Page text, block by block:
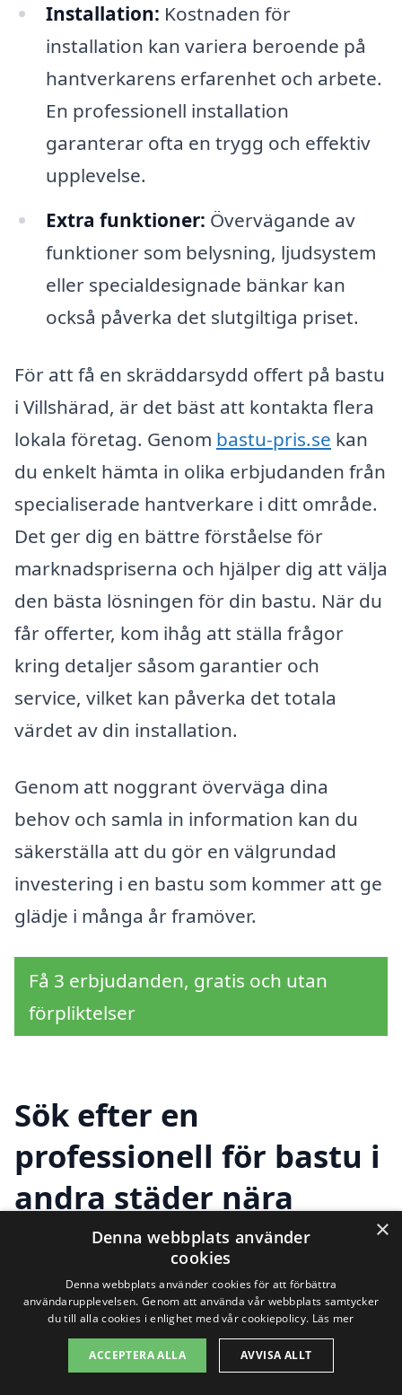
Installation: Kostnaden för
installation kan variera beroende på
hantverkarens erfarenhet och arbete.
En professionell installation
garanterar ofta en trygg och effektiv
upplevelse.
Extra funktioner: Övervägande av
funktioner som belysning, ljudsystem
eller specialdesignade bänkar kan
också påverka det slutgiltiga priset.
För att få en skräddarsydd offert på bastu
i Villshärad, är det bäst att kontakta flera
lokala företag. Genom bastu-pris.se kan
du enkelt hämta in olika erbjudanden från
specialiserade hantverkare i ditt område.
Det ger dig en bättre förståelse för
marknadspriserna och hjälper dig att välja
den bästa lösningen för din bastu. När du
får offerter, kom ihåg att ställa frågor
kring detaljer såsom garantier och
service, vilket kan påverka det totala
värdet av din installation.
Genom att noggrant överväga dina
behov och samla in information kan du
säkerställa att du gör en välgrundad
investering i en bastu som kommer att ge
glädje i många år framöver.
Få 3 erbjudanden, gratis och utan
förpliktelser
Sök efter en
professionell för bastu i
andra städer nära
Villshärad
Att hitta rätt bastu i Villshärad kan vara en
utmaning, men det finns många
alternativ att utforska i närliggande
×
Denna webbplats använder
cookies
Denna webbplats använder cookies för att förbättra
användarupplevelsen. Genom att använda vår webbplats samtycker
du till alla cookies i enlighet med vår cookiepolicy. Läs mer
ACCEPTERA ALLA AVVISA ALLT